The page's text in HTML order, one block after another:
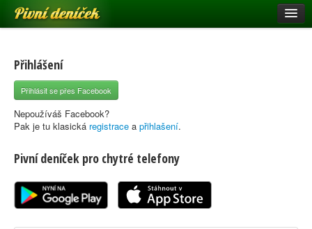
Pivní deníček
Pivní mapa
Pivní značky
Nápověda
Registrace
Přihlášení
Přihlásit se přes Facebook
Nepoužíváš Facebook?
Pak je tu klasická registrace a přihlašení.
Pivní deníček pro chytré telefony